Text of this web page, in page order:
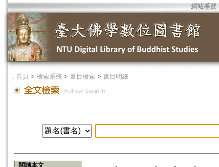
網站導覽
． 首頁 > 檢索系統 > 書目檢索 > 書目明細
閱讀本文